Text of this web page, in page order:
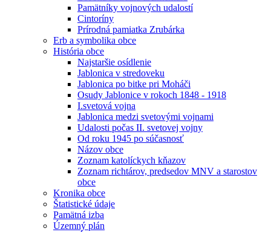
Pamätníky vojnových udalostí
Cintoríny
Prírodná pamiatka Zrubárka
Erb a symbolika obce
História obce
Najstaršie osídlenie
Jablonica v stredoveku
Jablonica po bitke pri Moháči
Osudy Jablonice v rokoch 1848 - 1918
I.svetová vojna
Jablonica medzi svetovými vojnami
Udalosti počas II. svetovej vojny
Od roku 1945 po súčasnosť
Názov obce
Zoznam katolíckych kňazov
Zoznam richtárov, predsedov MNV a starostov
obce
Kronika obce
Štatistické údaje
Pamätná izba
Územný plán